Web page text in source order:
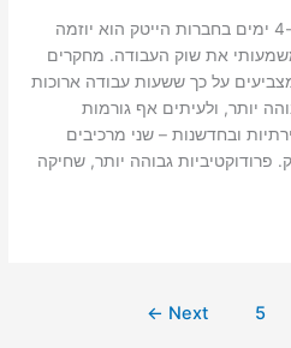
הרעיון של שבוע עבודה מקוצר ל-4 ימים בחברות הייטק הוא יוזמה
את שוק העבודה. מחקרים
על כך ששעות עבודה ארוכות
יותר, ולעיתים אף גורמות
ובחדשנות – שני מרכיבים
פרודוקטיביות גבוהה יותר, שחיקה
5
Next
←